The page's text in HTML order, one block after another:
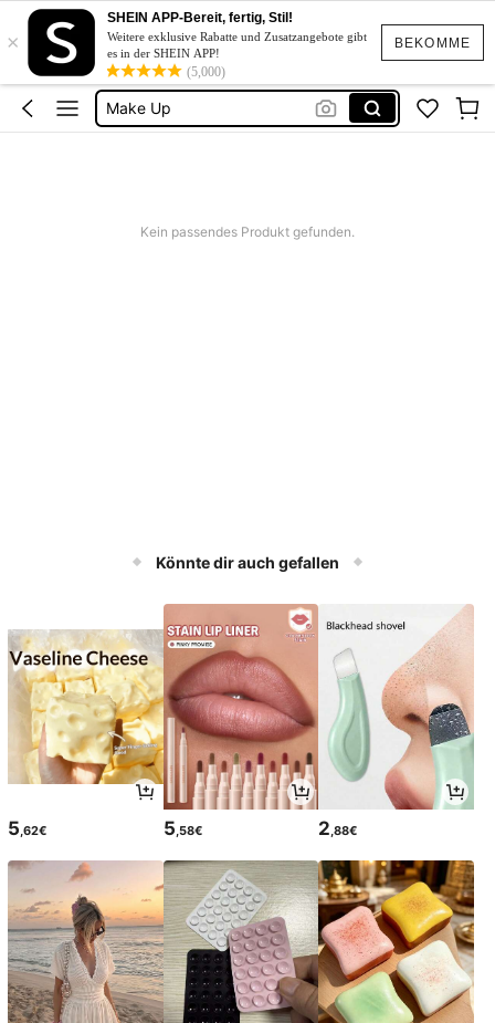
BEKOMME
×
SHEIN APP-Bereit, fertig, Stil!
Weitere exklusive Rabatte und Zusatzangebote gibt
es in der SHEIN APP!
(5,000)
Freckle Pen
Eyeliner
Sheglam
Make Up
Kein passendes Produkt gefunden.
Könnte dir auch gefallen
5 ,62€ 5 ,58€ 2 ,88€